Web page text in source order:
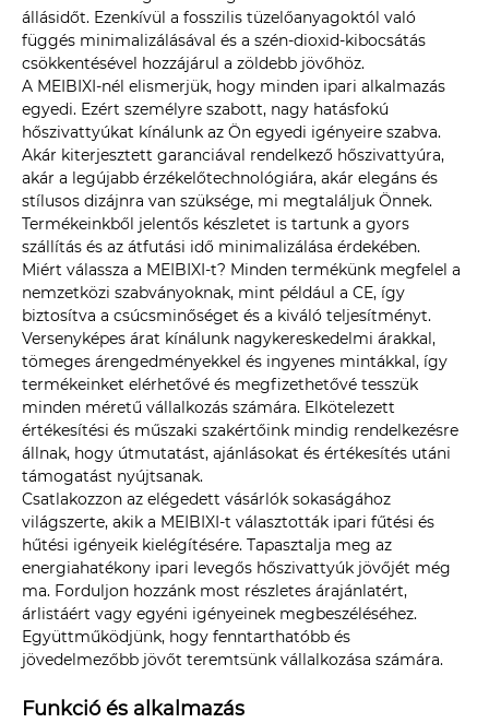
állásidőt. Ezenkívül a fosszilis tüzelőanyagoktól való
függés minimalizálásával és a szén-dioxid-kibocsátás
csökkentésével hozzájárul a zöldebb jövőhöz.
A MEIBIXI-nél elismerjük, hogy minden ipari alkalmazás
egyedi. Ezért személyre szabott, nagy hatásfokú
hőszivattyúkat kínálunk az Ön egyedi igényeire szabva.
Akár kiterjesztett garanciával rendelkező hőszivattyúra,
akár a legújabb érzékelőtechnológiára, akár elegáns és
stílusos dizájnra van szüksége, mi megtaláljuk Önnek.
Termékeinkből jelentős készletet is tartunk a gyors
szállítás és az átfutási idő minimalizálása érdekében.
Miért válassza a MEIBIXI-t? Minden termékünk megfelel a
nemzetközi szabványoknak, mint például a CE, így
biztosítva a csúcsminőséget és a kiváló teljesítményt.
Versenyképes árat kínálunk nagykereskedelmi árakkal,
tömeges árengedményekkel és ingyenes mintákkal, így
termékeinket elérhetővé és megfizethetővé tesszük
minden méretű vállalkozás számára. Elkötelezett
értékesítési és műszaki szakértőink mindig rendelkezésre
állnak, hogy útmutatást, ajánlásokat és értékesítés utáni
támogatást nyújtsanak.
Csatlakozzon az elégedett vásárlók sokaságához
világszerte, akik a MEIBIXI-t választották ipari fűtési és
hűtési igényeik kielégítésére. Tapasztalja meg az
energiahatékony ipari levegős hőszivattyúk jövőjét még
ma. Forduljon hozzánk most részletes árajánlatért,
árlistáért vagy egyéni igényeinek megbeszéléséhez.
Együttműködjünk, hogy fenntarthatóbb és
jövedelmezőbb jövőt teremtsünk vállalkozása számára.
Funkció és alkalmazás